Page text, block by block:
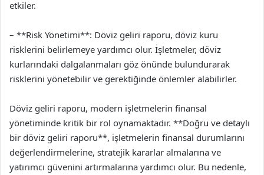
etkiler.
– **Risk Yönetimi**: Döviz geliri raporu, döviz kuru
risklerini belirlemeye yardımcı olur. İşletmeler, döviz
kurlarındaki dalgalanmaları göz önünde bulundurarak
risklerini yönetebilir ve gerektiğinde önlemler alabilirler.
Döviz geliri raporu, modern işletmelerin finansal
yönetiminde kritik bir rol oynamaktadır. **Doğru ve detaylı
bir döviz geliri raporu**, işletmelerin finansal durumlarını
değerlendirmelerine, stratejik kararlar almalarına ve
yatırımcı güvenini artırmalarına yardımcı olur. Bu nedenle,